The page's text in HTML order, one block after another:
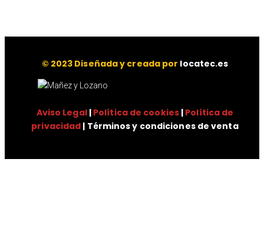
© 2023 Diseñada y creada por locatec.es
Aviso Legal| Política de cookies| Política de
privacidad | Términos y condiciones de venta